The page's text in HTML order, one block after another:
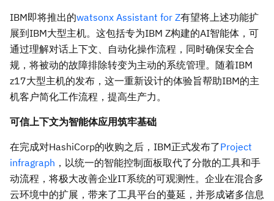
IBM即将推出的watsonx Assistant for Z有望将上述功能扩
展到IBM大型主机。这包括专为IBM Z构建的AI智能体，可
通过理解对话上下文、自动化操作流程，同时确保安全合
规，将被动的故障排除转变为主动的系统管理。随着IBM
z17大型主机的发布，这一重新设计的体验旨帮助IBM的主
机客户简化工作流程，提高生产力。
可信上下文为智能体应用筑牢基础
在完成对HashiCorp的收购之后，IBM正式发布了Project
infragraph ，以统一的智能控制面板取代了分散的工具和手
动流程，将极大改善企业IT系统的可观测性。企业在混合多
云环境中的扩展，带来了工具平台的蔓延，并形成诸多信息